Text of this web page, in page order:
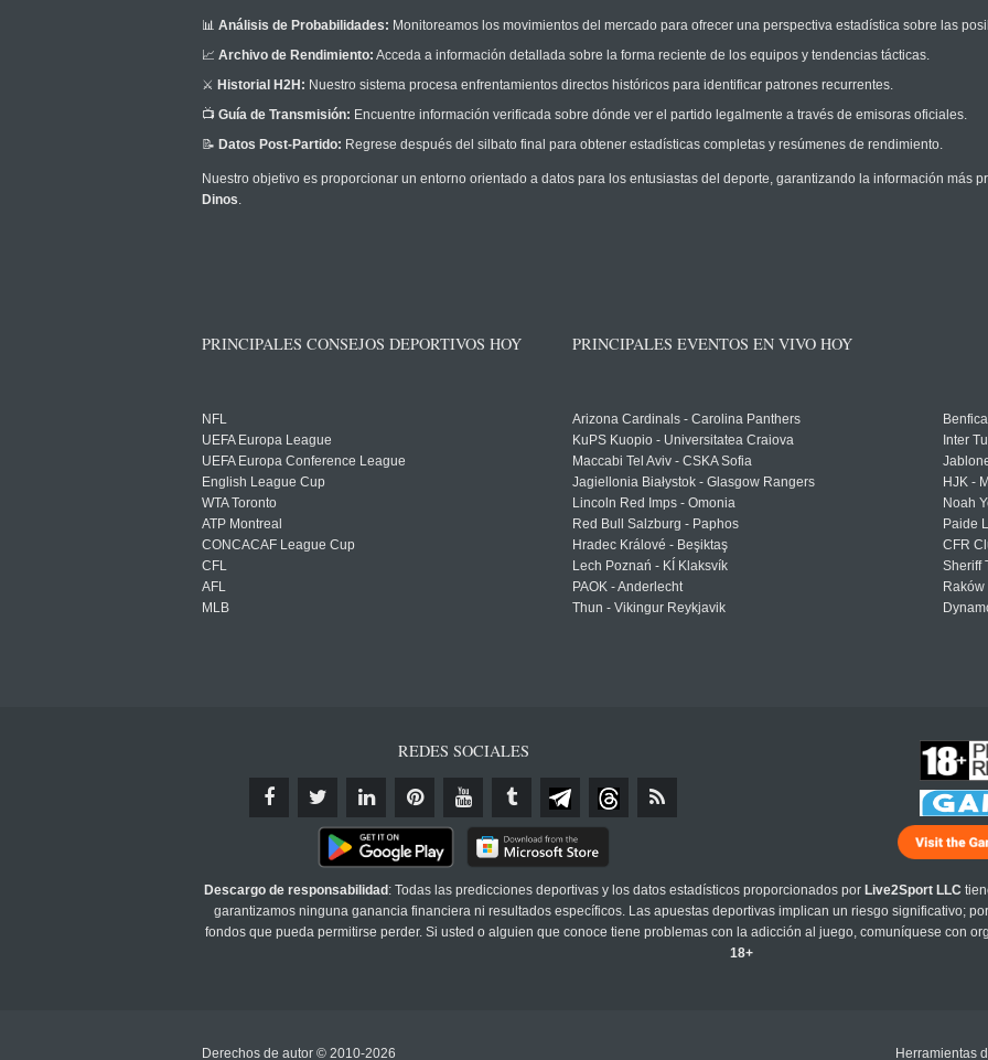
📊 Análisis de Probabilidades: Monitoreamos los movimientos del mercado para ofrecer una perspectiva estadística sobre las
📈 Archivo de Rendimiento: Acceda a información detallada sobre la forma reciente de los equipos y tendencias tácticas.
⚔️ Historial H2H: Nuestro sistema procesa enfrentamientos directos históricos para identificar patrones recurrentes.
📺 Guía de Transmisión: Encuentre información verificada sobre dónde ver el partido legalmente a través de emisoras oficiales.
📝 Datos Post-Partido: Regrese después del silbato final para obtener estadísticas completas y resúmenes de rendimiento.
Nuestro objetivo es proporcionar un entorno orientado a datos para los entusiastas del deporte, garantizando la información más
Dinos.
PRINCIPALES CONSEJOS DEPORTIVOS HOY
NFL
UEFA Europa League
UEFA Europa Conference League
English League Cup
WTA Toronto
ATP Montreal
CONCACAF League Cup
CFL
AFL
MLB
PRINCIPALES EVENTOS EN VIVO HOY
Arizona Cardinals - Carolina Panthers
KuPS Kuopio - Universitatea Craiova
Maccabi Tel Aviv - CSKA Sofia
Jagiellonia Białystok - Glasgow Rangers
Lincoln Red Imps - Omonia
Red Bull Salzburg - Paphos
Hradec Králové - Beşiktaş
Lech Poznań - KÍ Klaksvík
PAOK - Anderlecht
Thun - Vikingur Reykjavik
Inter
HJK -
Noah
Paide
CFR
Sheriff
REDES SOCIALES
Descargo de responsabilidad : Todas las predicciones deportivas y los datos estadísticos proporcionados por Live2Sport LLC
garantizamos ninguna ganancia financiera ni resultados específicos. Las apuestas deportivas implican un riesgo significativo;
fondos que pueda permitirse perder. Si usted o alguien que conoce tiene problemas con la adicción al juego, comuníquese con
18+
Derechos de autor © 2010-2026 Herramientas